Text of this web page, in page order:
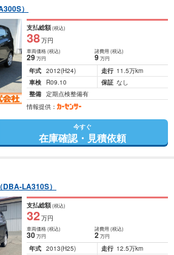
）
支払総額(税込)
38万円
車両価格(税込)
29万円
諸費用 (税込)
9 万円
年式 2012(H24) 走行 11.5万km
車検
R09.10 保証 なし
整備 定期点検整備有
情報提供：
今すぐ
在庫確認・見積依頼
（DBA-LA310S）
支払総額(税込)
32万円
車両価格(税込)
30万円
諸費用 (税込)
2 万円
年式 2013(H25) 走行 12.5万km